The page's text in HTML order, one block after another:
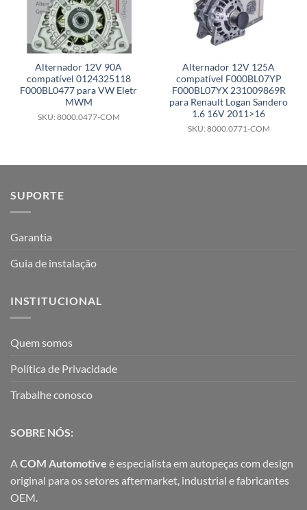
Alternador 12V 90A
compatível 0124325118
F000BL0477 para VW Eletr
MWM
SKU: 8000.0477-COM
Alternador 12V 125A
compatível F000BL07YP
F000BL07YX 231009869R
para Renault Logan Sandero
1.6 16V 2011>16
SKU: 8000.0771-COM
SUPORTE
Garantia
Guia de instalação
INSTITUCIONAL
Quem somos
Política de Privacidade
Trabalhe conosco
SOBRE NÓS:
ACOM Automotive é especialista em autopeças com design
original para os setores aftermarket, industrial e fabricantes
OEM.